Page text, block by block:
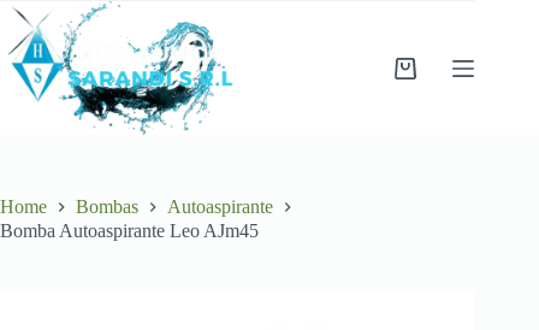
Skip
content
Shopping
Home Bombas
Autoaspirante
Bomba Autoaspirante Leo AJm45